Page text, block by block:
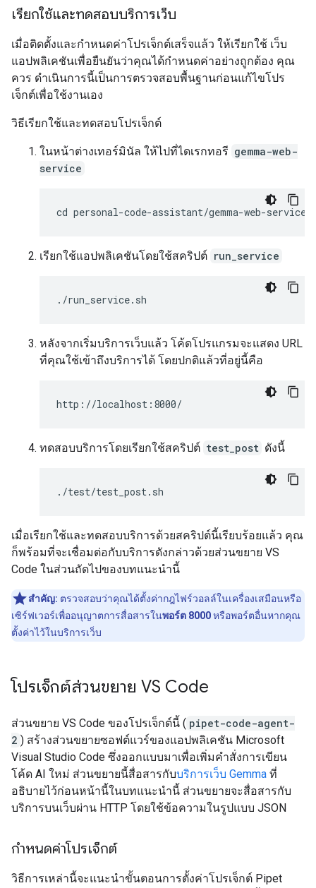
เรียกใช้และทดสอบบริการเว็บ
เมื่อติดตั้งและกำหนดค่าโปรเจ็กต์เสร็จแล้ว ให้เรียกใช้ เว็บ
แอปพลิเคชันเพื่อยืนยันว่าคุณได้กำหนดค่าอย่างถูกต้อง คุณ
ควร ดำเนินการนี้เป็นการตรวจสอบพื้นฐานก่อนแก้ไขโปร
เจ็กต์เพื่อใช้งานเอง
วิธีเรียกใช้และทดสอบโปรเจ็กต์
ในหน้าต่างเทอร์มินัล ให้ไปที่ไดเรกทอรี gemma-web-
service
เรียกใช้แอปพลิเคชันโดยใช้สคริปต์ run_service
หลังจากเริ่มบริการเว็บแล้ว โค้ดโปรแกรมจะแสดง URL
ที่คุณใช้เข้าถึงบริการได้ โดยปกติแล้วที่อยู่นี้คือ
ทดสอบบริการโดยเรียกใช้สคริปต์ test_post ดังนี้
เมื่อเรียกใช้และทดสอบบริการด้วยสคริปต์นี้เรียบร้อยแล้ว คุณ
ก็พร้อมที่จะเชื่อมต่อกับบริการดังกล่าวด้วยส่วนขยาย VS
Code ในส่วนถัดไปของบทแนะนำนี้
สำคัญ: ตรวจสอบว่าคุณได้ตั้งค่ากฎไฟร์วอลล์ในเครื่องเสมือนหรือ
เซิร์ฟเวอร์เพื่ออนุญาตการสื่อสารในพอร์ต 8000หรือพอร์ตอื่นหากคุณ
ตั้งค่าไว้ในบริการเว็บ
โปรเจ็กต์ส่วนขยาย VS Code
ส่วนขยาย VS Code ของโปรเจ็กต์นี้ ( pipet-code-agent-
2 ) สร้างส่วนขยายซอฟต์แวร์ของแอปพลิเคชัน Microsoft
Visual Studio Code ซึ่งออกแบบมาเพื่อเพิ่มคำสั่งการเขียน
โค้ด AI ใหม่ ส่วนขยายนี้สื่อสารกับบริการเว็บ Gemma ที่
อธิบายไว้ก่อนหน้านี้ในบทแนะนำนี้ ส่วนขยายจะสื่อสารกับ
บริการบนเว็บผ่าน HTTP โดยใช้ข้อความในรูปแบบ JSON
กำหนดค่าโปรเจ็กต์
วิธีการเหล่านี้จะแนะนำขั้นตอนการตั้งค่าโปรเจ็กต์ Pipet